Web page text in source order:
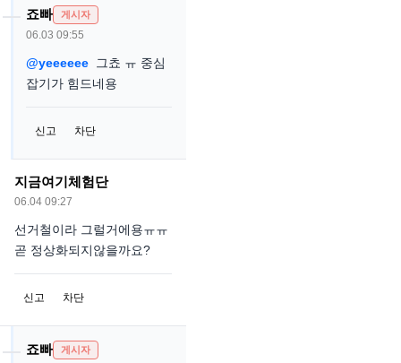
죠빠 게시자
06.03 09:55
@yeeeeee 그쵸 ㅠ 중심
잡기가 힘드네용
신고 차단
지금여기체험단
06.04 09:27
선거철이라 그럴거에용ㅠㅠ
곧 정상화되지않을까요?
신고 차단
죠빠 게시자